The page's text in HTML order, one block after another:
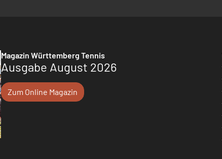
Magazin Württemberg Tennis
Ausgabe August 2026
Zum Online Magazin